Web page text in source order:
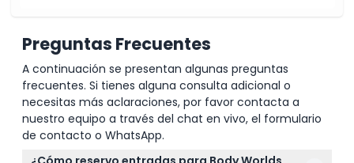
Preguntas Frecuentes
A continuación se presentan algunas preguntas
frecuentes. Si tienes alguna consulta adicional o
necesitas más aclaraciones, por favor contacta a
nuestro equipo a través del chat en vivo, el formulario
de contacto o WhatsApp.